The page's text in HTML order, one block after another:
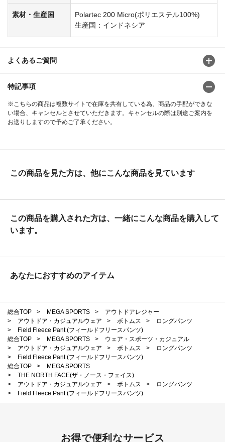
素材・生産国
Polartec 200 Micro(ポリエステル100%)
生産国：インドネシア
よくあるご質問
特記事項
※こちらの商品は複数サイトで在庫を共有している為、商品の手配ができな
い場合、キャンセルとさせていただきます。キャンセルの際は別途ご案内を
お送りしますので予めご了承ください。
この商品を見た方は、他にこんな商品を見ています
この商品を購入された方は、一緒にこんな商品を購入して
います。
あなたにおすすめのアイテム
総合TOP > MEGA SPORTS >
アウトドアレジャー
>
アウトドア・カジュアルウェア > ボトムス >
ロングパンツ
>
Field Fleece Pant (フィールドフリースパンツ)
総合TOP
> MEGA SPORTS >
ウェア・スポーツ・カジュアル
>
アウトドア・カジュアルウェア > ボトムス >
ロングパンツ
>
Field Fleece Pant (フィールドフリースパンツ)
総合TOP
>
MEGA SPORTS
>
THE NORTH FACE(ザ・ノース・フェイス)
>
アウトドア・カジュアルウェア > ボトムス >
ロングパンツ
>
Field Fleece Pant (フィールドフリースパンツ)
お得で便利なサービス